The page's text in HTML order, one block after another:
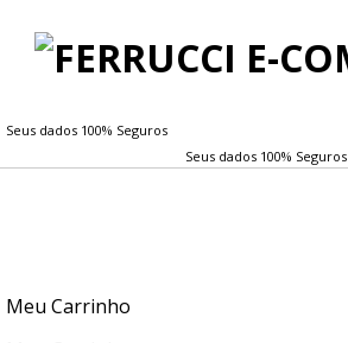
Seus dados 100% Seguros
Seus dados 100% Seguros
Meu Carrinho